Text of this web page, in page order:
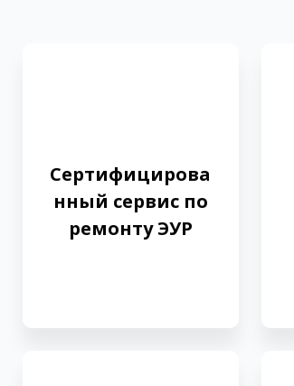
Сертифицирова
нный сервис по
ремонту ЭУР